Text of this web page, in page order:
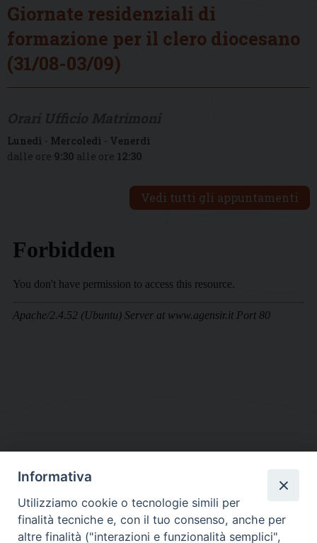
Giornate residenziali di
formazione per il clero diocesano
(31/08-03/09)
Lunedì - Mercoledì - Venerdì
dalle ore 9:30 alle ore 12:30
Vedi tutti gli appuntamenti
DIOCESI SUBURBICARIA DI ALBANO
Contatti:Tel.: 06.93268401 - Fax.: 06.9323844
E-mail:curia@diocesidialbano.it
Informativa
Utilizziamo cookie o tecnologie simili per
finalità tecniche e, con il tuo consenso, anche per
altre finalità ("interazioni e funzionalità semplici",